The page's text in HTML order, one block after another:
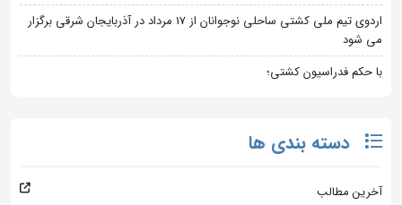
اردوی تیم ملی کشتی ساحلی نوجوانان از 17 مرداد در آذربایجان شرقی برگزار
می شود
با حکم فدراسیون کشتی؛
دسته بندی ها
آخرین مطالب